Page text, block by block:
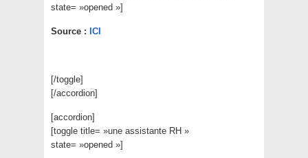
state= »opened »]
Source : ICI
[/toggle]
[/accordion]
[accordion]
[toggle title= »une assistante RH »
state= »opened »]